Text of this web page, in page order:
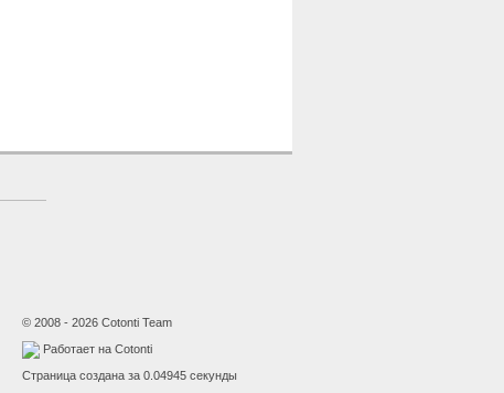
© 2008 - 2026 Cotonti Team
Работает на Cotonti
Страница создана за 0.04945 секунды